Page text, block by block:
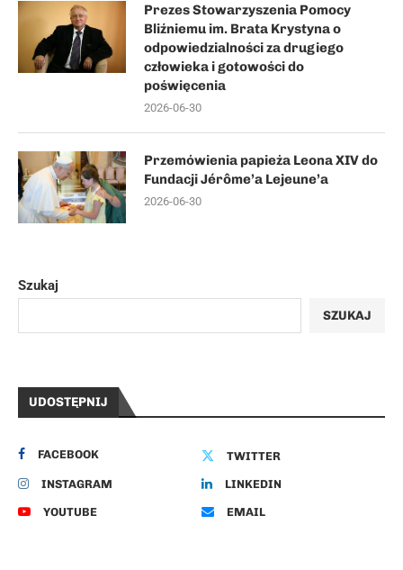
Prezes Stowarzyszenia Pomocy
Bliźniemu im. Brata Krystyna o
odpowiedzialności za drugiego
człowieka i gotowości do
poświęcenia
2026-06-30
Przemówienia papieża Leona XIV do
Fundacji Jérôme’a Lejeune’a
2026-06-30
Szukaj
SZUKAJ
UDOSTĘPNIJ
FACEBOOK TWITTER
INSTAGRAM LINKEDIN
YOUTUBE EMAIL